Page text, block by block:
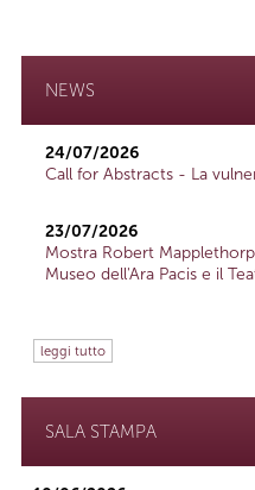
NEWS
24/07/2026
Call for Abstracts - La
23/07/2026
Mostra Robert
Museo dell'Ara Pacis e il
leggi tutto
SALA STAMPA